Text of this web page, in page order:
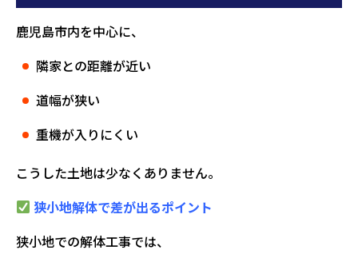
鹿児島市内を中心に、
隣家との距離が近い
道幅が狭い
重機が入りにくい
こうした土地は少なくありません。
狭小地解体で差が出るポイント
狭小地での解体工事では、